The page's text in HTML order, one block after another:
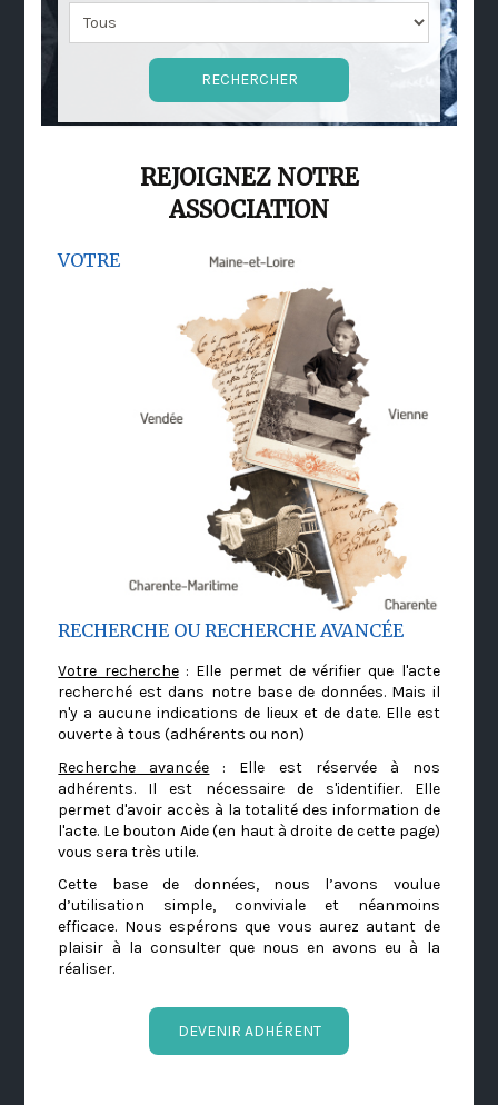
REJOIGNEZ NOTRE
ASSOCIATION
VOTRE
RECHERCHE OU RECHERCHE AVANCÉE
Votre recherche: Elle permet de vérifier que l'acte
recherché est dans notre base de données. Mais il
n'y a aucune indications de lieux et de date. Elle est
ouverte à tous (adhérents ou non)
Recherche avancée : Elle est réservée à nos
adhérents. Il est nécessaire de s'identifier. Elle
permet d'avoir accès à la totalité des information de
l'acte. Le bouton Aide (en haut à droite de cette page)
vous sera très utile.
Cette base de données, nous l’avons voulue
d’utilisation simple, conviviale et néanmoins
efficace. Nous espérons que vous aurez autant de
plaisir à la consulter que nous en avons eu à la
réaliser.
DEVENIR ADHÉRENT